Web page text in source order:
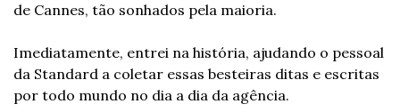
de Cannes, tão sonhados pela maioria.
Imediatamente, entrei na história, ajudando o pessoal
da Standard a coletar essas besteiras ditas e escritas
por todo mundo no dia a dia da agência.